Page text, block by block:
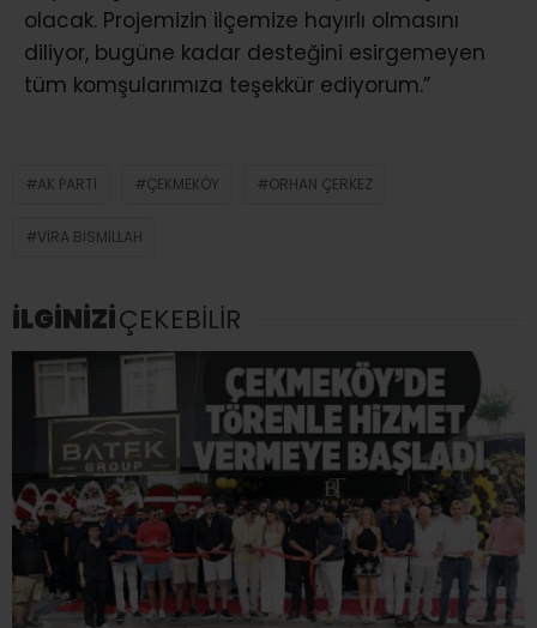
olacak. Projemizin ilçemize hayırlı olmasını
diliyor, bugüne kadar desteğini esirgemeyen
tüm komşularımıza teşekkür ediyorum.”
AK PARTI ÇEKMEKÖY ORHAN ÇERKEZ
VIRA BISMILLAH
İLGİNİZİÇEKEBİLİR